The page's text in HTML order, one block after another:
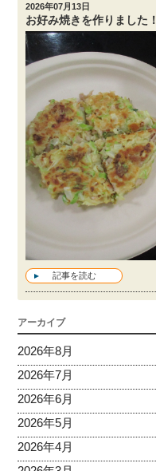
2026年07月13日
お好み焼きを作りました！
記事を読む
アーカイブ
2026年8月
2026年7月
2026年6月
2026年5月
2026年4月